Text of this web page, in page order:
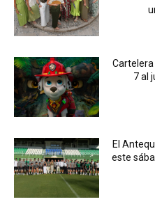
Cartelera
7 al
El
este